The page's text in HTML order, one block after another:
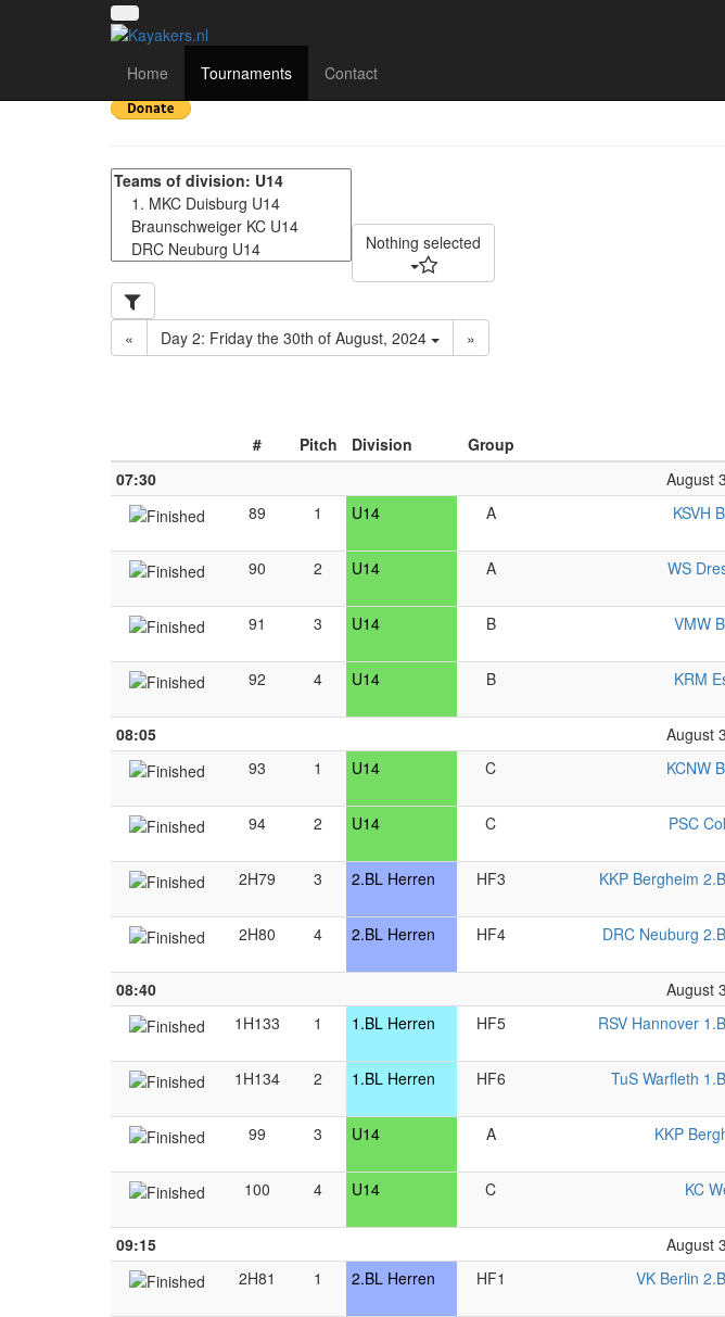
Home Tournaments Contact
Deutsche Meisterschaft 2024 -
Nothing selected
« Day 2: Friday the 30th of August, 2024
»
#
Pitch Division Group
07:30
August
89
1 U14 A
KSVH
90 2 U14 A
WS
91 3 U14 B
VMW
92 4 U14 B
KRM
08:05 August
93
1 U14 C
KCNW
94 2 U14 C
PSC
2H79 3 2.BL Herren HF3
KKP Bergheim
2H80
4 2.BL Herren HF4
DRC Neuburg
08:40
August
1H133
1 1.BL Herren HF5
RSV Hannover
1H134
2 1.BL Herren HF6
TuS Warfleth
99
3 U14 A
KKP
100 4 U14 C
KC
09:15 August
2H81
1 2.BL Herren HF1
VK Berlin